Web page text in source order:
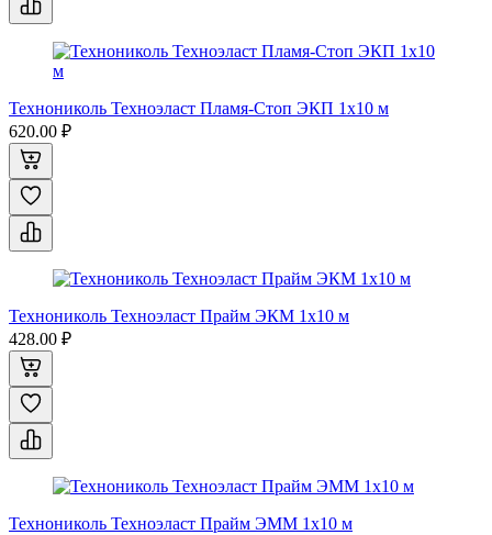
Технониколь Техноэласт Пламя-Стоп ЭКП 1x10 м
620.00 ₽
Технониколь Техноэласт Прайм ЭКМ 1x10 м
428.00 ₽
Технониколь Техноэласт Прайм ЭММ 1x10 м